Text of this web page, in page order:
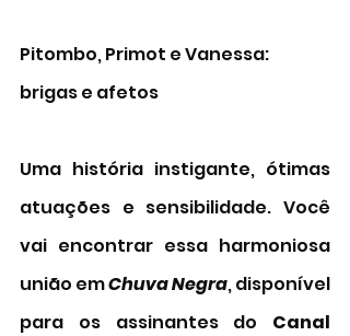
Pitombo, Primot e Vanessa:
brigas e afetos
Uma história instigante, ótimas
atuações e sensibilidade. Você
vai encontrar essa harmoniosa
união em Chuva Negra, disponível
para os assinantes do Canal